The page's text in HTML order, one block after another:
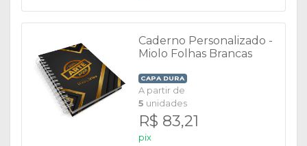
Caderno Personalizado -
Miolo Folhas Brancas
CAPA DURA
A partir de
5 unidades
R$ 83,21
pix